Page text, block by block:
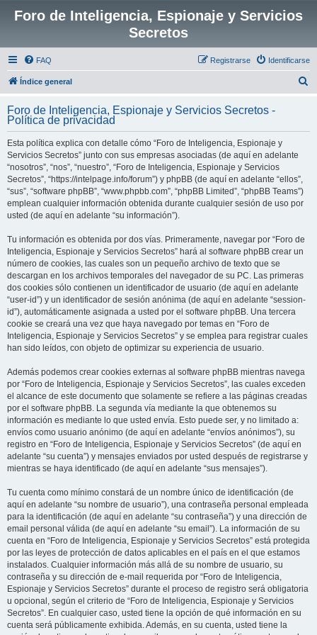
Foro de Inteligencia, Espionaje y Servicios
Secretos
FAQ Identificarse
Registrarse
Índice general
c
Foro de Inteligencia, Espionaje y Servicios Secretos -
Política de privacidad
Esta política explica con detalle cómo “Foro de Inteligencia, Espionaje y
Servicios Secretos” junto con sus empresas asociadas (de aquí en adelante
“nosotros”, “nos”, “nuestro”, “Foro de Inteligencia, Espionaje y Servicios
Secretos”, “https://intelpage.info/forum”) y phpBB (de aquí en adelante “ellos”,
“sus”, “software phpBB”, “www.phpbb.com”, “phpBB Limited”, “phpBB Teams”)
emplean cualquier información obtenida durante cualquier sesión de uso por
usted (de aquí en adelante “su información”).
Tu información es obtenida por dos vías. Primeramente, navegar por “Foro de
Inteligencia, Espionaje y Servicios Secretos” hará al software phpBB crear un
número de cookies, las cuales son un pequeño archivo de texto que se
descargan en los archivos temporales del navegador de su PC. Las primeras
dos cookies sólo contienen un identificador de usuario (de aquí en adelante
“user-id”) y un identificador de sesión anónima (de aquí en adelante “session-
id”), automáticamente asignada a usted por el software phpBB. Una tercera
cookie se creará una vez que haya navegado por temas en “Foro de
Inteligencia, Espionaje y Servicios Secretos” y se emplea para registrar cuales
han sido leídos, con objeto de optimizar su experiencia de usuario.
Además podemos crear cookies externas al software phpBB mientras navega
por “Foro de Inteligencia, Espionaje y Servicios Secretos”, las cuales exceden
el alcance de este documento que solamente se refiere a las páginas creadas
por el software phpBB. La segunda vía mediante la que obtenemos su
información es mediante lo que usted envía. Esto puede ser, y no limitado a:
envíos como usuario anónimo (de aquí en adelante “envíos anónimos”), su
registro en “Foro de Inteligencia, Espionaje y Servicios Secretos” (de aquí en
adelante “su cuenta”) y mensajes enviados por usted después de registrarse y
mientras se haya identificado (de aquí en adelante “sus mensajes”).
Tu cuenta como mínimo constará de un nombre único de identificación (de
aquí en adelante “su nombre de usuario”), una contraseña personal empleada
para la identificación (de aquí en adelante “su contraseña”) y una dirección de
email personal válida (de aquí en adelante “su email”). La información de su
cuenta en “Foro de Inteligencia, Espionaje y Servicios Secretos” está protegida
por las leyes de protección de datos aplicables en el país en el que estamos
instalados. Cualquier información más allá de su nombre de usuario, su
contraseña y su dirección de e-mail requerida por “Foro de Inteligencia,
Espionaje y Servicios Secretos” durante el proceso de registro será obligatoria
u opcional, según el criterio de “Foro de Inteligencia, Espionaje y Servicios
Secretos”. En cualquier caso, usted tiene la opción de qué información en su
cuenta será públicamente exhibida. Además, en su cuenta, usted tiene la